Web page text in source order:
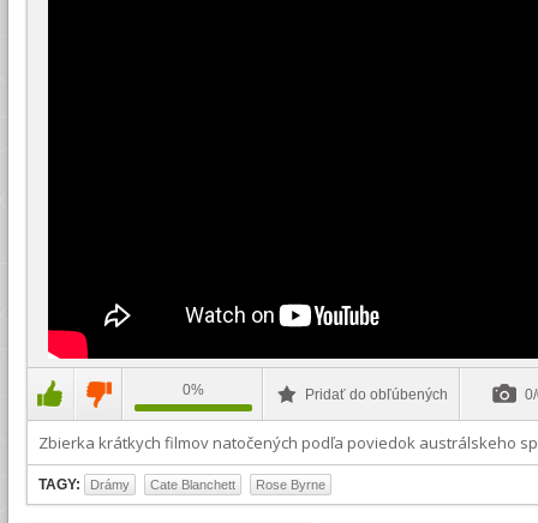
0% Pridať do obľúbených
Zbierka krátkych filmov natočených podľa poviedok austrálskeho
TAGY: Drámy Cate Blanchett Rose Byrne